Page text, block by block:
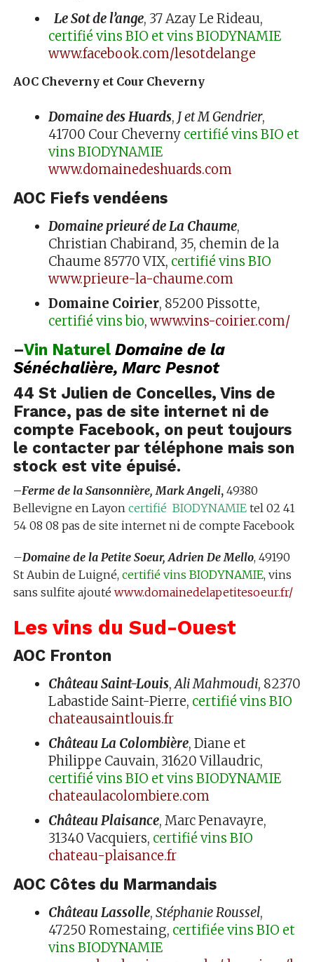
Le Sot de l’ange, 37 Azay Le Rideau,
certifié vins BIO et vins BIODYNAMIE
www.facebook.com/lesotdelange
AOC Cheverny et Cour Cheverny
Domaine des Huards, J et M Gendrier,
41700 Cour Cheverny certifié vins BIO et
vins BIODYNAMIE
www.domainedeshuards.com
AOC Fiefs vendéens
Domaine prieuré de La Chaume,
Christian Chabirand, 35, chemin de la
Chaume 85770 VIX, certifié vins BIO
www.prieure-la-chaume.com
Domaine Coirier, 85200 Pissotte,
certifié vins bio,www.vins-coirier.com/
–Vin NaturelDomaine de la
Sénéchalière, Marc Pesnot
44 St Julien de Concelles, Vins de
France, pas de site internet ni de
compte Facebook, on peut toujours
le contacter par téléphone mais son
stock est vite épuisé.
–Ferme de la Sansonnière, Mark Angeli, 49380
Bellevigne en Layon certifié BIODYNAMIEtel 02 41
54 08 08 pas de site internet ni de compte Facebook
–Domaine de la Petite Soeur, Adrien De Mello, 49190
St Aubin de Luigné, certifié vins BIODYNAMIE, vins
sans sulfite ajouté www.domainedelapetitesoeur.fr/
Les vins du Sud-Ouest
AOC Fronton
Château Saint-Louis,Ali Mahmoudi, 82370
Labastide Saint-Pierre, certifié vins BIO
chateausaintlouis.fr
Château La Colombière, Diane et
Philippe Cauvain, 31620 Villaudric,
certifié vins BIO et vins BIODYNAMIE
chateaulacolombiere.com
Château Plaisance, Marc Penavayre,
31340 Vacquiers, certifié vins BIO
chateau-plaisance.fr
AOC Côtes du Marmandais
Château Lassolle, Stéphanie Roussel,
47250 Romestaing, certifiée vins BIO et
vins BIODYNAMIE